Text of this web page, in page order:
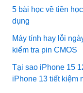
5 bài học về tiền
dụng
Máy tính hay lỗi
kiểm tra pin CMOS
Tại sao iPhone 15
iPhone 13 tiết kiệm